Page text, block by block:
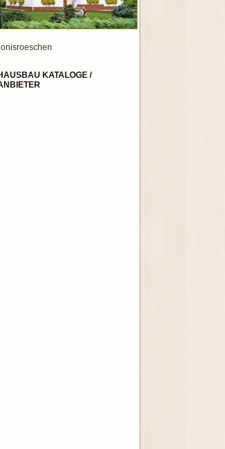
KATALOGE /